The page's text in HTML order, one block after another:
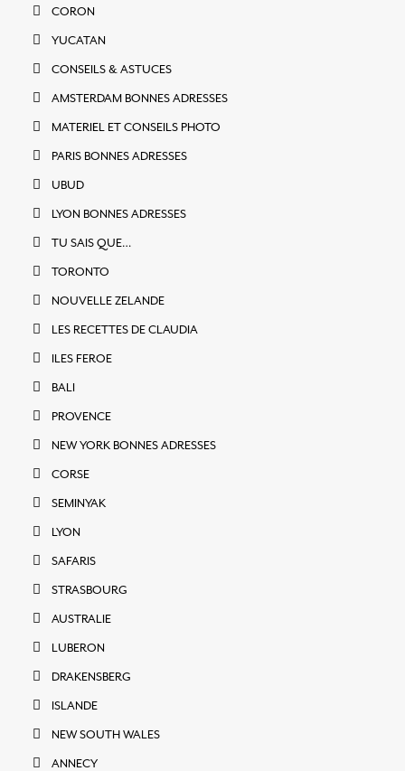
CORON
YUCATAN
CONSEILS & ASTUCES
AMSTERDAM BONNES ADRESSES
MATERIEL ET CONSEILS PHOTO
PARIS BONNES ADRESSES
UBUD
LYON BONNES ADRESSES
TU SAIS QUE…
TORONTO
NOUVELLE ZELANDE
LES RECETTES DE CLAUDIA
ILES FEROE
BALI
PROVENCE
NEW YORK BONNES ADRESSES
CORSE
SEMINYAK
LYON
SAFARIS
STRASBOURG
AUSTRALIE
LUBERON
DRAKENSBERG
ISLANDE
NEW SOUTH WALES
ANNECY